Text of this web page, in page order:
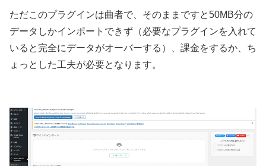
ただこのプラグインは曲者で、そのままですと50MB分の
データしかインポートできず（必要なプラグインを入れて
いると完全にデータがオーバーする）、課金をするか、ち
ょっとした工夫が必要となります。